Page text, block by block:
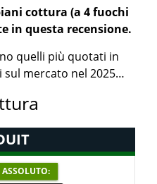
cottura (a 4 fuochi
in questa recensione.
quelli più quotati in
mercato nel 2025…